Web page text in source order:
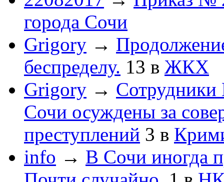
города Сочи
Grigory →
беспределу. 13 в ЖКХ
Grigory →
Сочи осуждены за
преступлений 3 в
info → В Сочи иногда